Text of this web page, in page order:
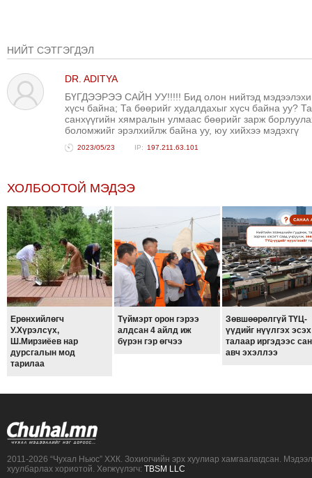
НИЙТ СЭТГЭГДЭЛ
DR. ADITYA
БҮГДЭЭРЭЭ САЙН УУ!!!!! Бид олон нийтэд
хүсч байна; Та бөөрийг худалдахыг хүсч байна уу? Та
санхүүгийн хямралын улмаас бөөрийг зарж
боломжийг эрэлхийлж байна уу, юу хийхээ мэдэхгү
2023/05/23 197.211.63.101
ХОЛБООТОЙ МЭДЭЭ
Ерөнхийлөгч
У.Хүрэлсүх,
Ш.Мирзиёев нар
дурсгалын мод
тарилаа
Түймэрт орон гэрээ
алдсан 4 айлд иж
бүрэн гэр өгчээ
Зөвшөөрөлгүй ТҮЦ-
үүдийг нүүлгэх эсэх
талаар иргэдээс
авч эхэллээ
2011-2026 “Чухал Ньюс” ХХК. Зохиогчийн эрх хуулиар хамгаалагдсан.
хуулбарлах хориотой. Хөгжүүлэгч: TBSM LLC